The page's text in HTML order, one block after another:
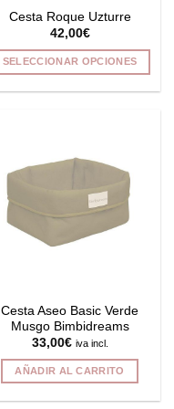
página
de
producto
Cesta Roque Uzturre
42,00€
SELECCIONAR OPCIONES
variantes.
opciones
se
pueden
página
de
producto
Cesta Aseo Basic Verde
Musgo Bimbidreams
33,00€ iva incl.
AÑADIR AL CARRITO